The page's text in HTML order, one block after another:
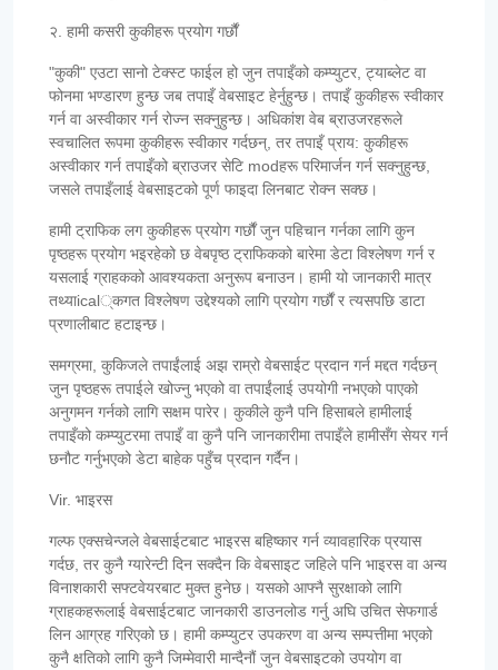
२. हामी कसरी कुकीहरू प्रयोग गर्छौं
"कुकी" एउटा सानो टेक्स्ट फाईल हो जुन तपाइँको कम्प्युटर, ट्याब्लेट वा
फोनमा भण्डारण हुन्छ जब तपाइँ वेबसाइट हेर्नुहुन्छ। तपाइँ कुकीहरू स्वीकार
गर्न वा अस्वीकार गर्न रोज्न सक्नुहुन्छ। अधिकांश वेब ब्राउजरहरूले
स्वचालित रूपमा कुकीहरू स्वीकार गर्दछन्, तर तपाइँ प्राय: कुकीहरू
अस्वीकार गर्न तपाइँको ब्राउजर सेटि modहरू परिमार्जन गर्न सक्नुहुन्छ,
जसले तपाइँलाई वेबसाइटको पूर्ण फाइदा लिनबाट रोक्न सक्छ।
हामी ट्राफिक लग कुकीहरू प्रयोग गर्छौं जुन पहिचान गर्नका लागि कुन
पृष्ठहरू प्रयोग भइरहेको छ वेबपृष्ठ ट्राफिकको बारेमा डेटा विश्लेषण गर्न र
यसलाई ग्राहकको आवश्यकता अनुरूप बनाउन। हामी यो जानकारी मात्र
तथ्याical्कगत विश्लेषण उद्देश्यको लागि प्रयोग गर्छौं र त्यसपछि डाटा
प्रणालीबाट हटाइन्छ।
समग्रमा, कुकिजले तपाईंलाई अझ राम्रो वेबसाईट प्रदान गर्न मद्दत गर्दछन्
जुन पृष्ठहरू तपाईले खोज्नु भएको वा तपाईंलाई उपयोगी नभएको पाएको
अनुगमन गर्नको लागि सक्षम पारेर। कुकीले कुनै पनि हिसाबले हामीलाई
तपाइँको कम्प्युटरमा तपाइँ वा कुनै पनि जानकारीमा तपाइँले हामीसँग सेयर गर्न
छनौट गर्नुभएको डेटा बाहेक पहुँच प्रदान गर्दैन।
Vir. भाइरस
गल्फ एक्सचेन्जले वेबसाईटबाट भाइरस बहिष्कार गर्न व्यावहारिक प्रयास
गर्दछ, तर कुनै ग्यारेन्टी दिन सक्दैन कि वेबसाइट जहिले पनि भाइरस वा अन्य
विनाशकारी सफ्टवेयरबाट मुक्त हुनेछ। यसको आफ्नै सुरक्षाको लागि
ग्राहकहरूलाई वेबसाईटबाट जानकारी डाउनलोड गर्नु अघि उचित सेफगार्ड
लिन आग्रह गरिएको छ। हामी कम्प्युटर उपकरण वा अन्य सम्पत्तीमा भएको
कुनै क्षतिको लागि कुनै जिम्मेवारी मान्दैनौं जुन वेबसाइटको उपयोग वा